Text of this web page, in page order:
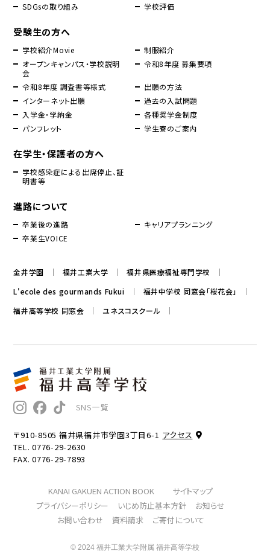
SDGsの取り組み
学校評価
受験生の方へ
学校紹介Movie
制服紹介
オープンキャンパス・学校説明
会
令和8年度 募集要項
令和8年度 調査書等様式
出願の方法
インターネット出願
過去の入試問題
入学金・学納金
各種奨学金制度
パンフレット
学生寮のご案内
在学生・保護者の方へ
学校感染症による出席停止、証
明書等
進路について
卒業後の進路
キャリアプランニング
卒業生VOICE
金井学園 福井工業大学
福井県医療福祉専門学校
L'ecole des gourmands Fukui
福井中学校 同窓会「桜花会」
福井高等学校 同窓会
ユネスコスクール
SNS一覧
〒910-8505 福井県福井市学園3丁目6-1 アクセス
TEL. 0776-29-2630
FAX. 0776-29-7893
KANAI GAKUEN ACTION BOOK
サイトマップ
プライバシーポリシー
いじめ防止基本方針
お知らせ
お問い合わせ
資料請求 ご寄付について
© 2024 福井工業大学附属 福井高等学校